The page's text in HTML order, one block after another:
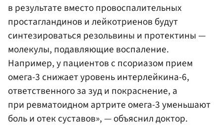
в результате вместо провоспалительных
простагландинов и лейкотриенов будут
синтезироваться резольвины и протектины —
молекулы, подавляющие воспаление.
Например, у пациентов с псориазом прием
омега-3 снижает уровень интерлейкина-6,
ответственного за зуд и покраснение, а
при ревматоидном артрите омега-3 уменьшают
боль и отек суставов», — объяснил доктор.